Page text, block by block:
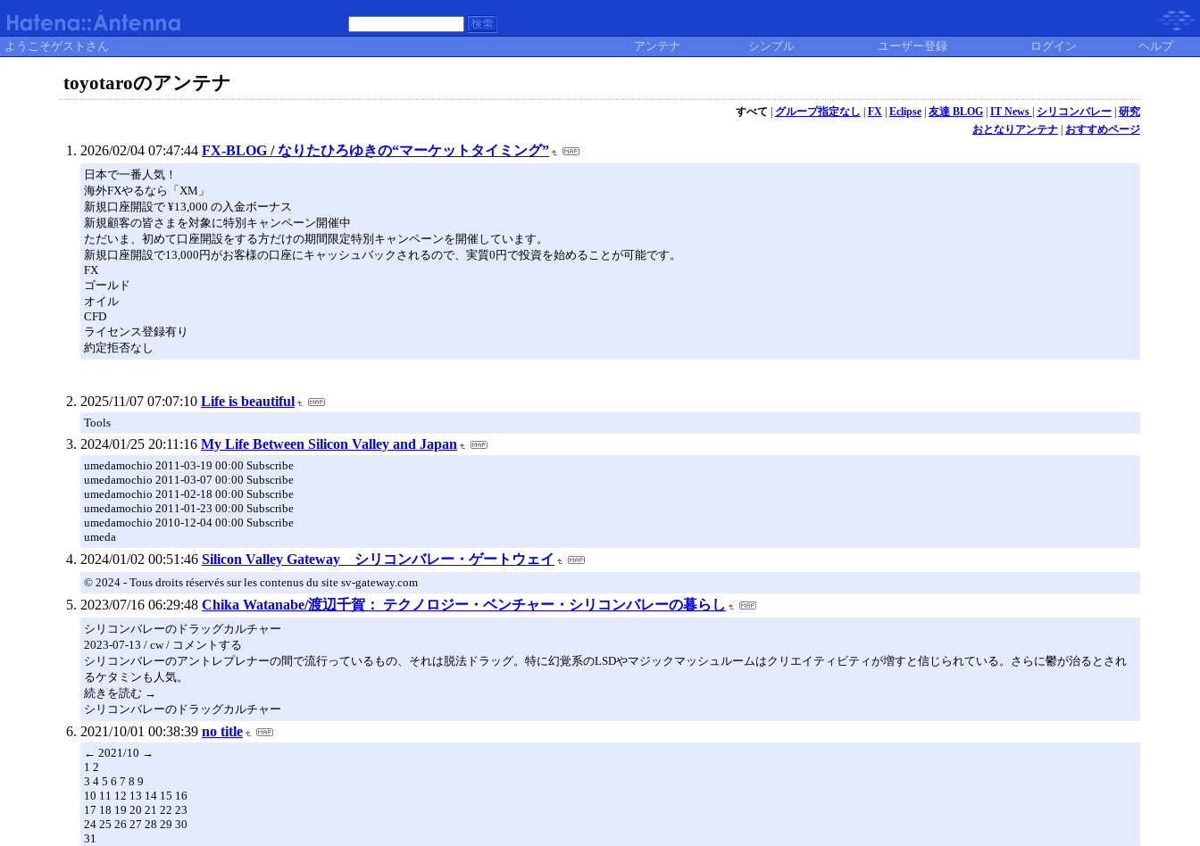
ようこそゲストさん アンテナ シンプル ユーザー登録 ログイン ヘルプ
toyotaroのアンテナ
すべて グループ指定なし FX| Eclipse| 友達 BLOG| IT News シリコンバレー| 研究
おとなりアンテナ| おすすめページ
2026/02/04 07:47:44 FX-BLOG / なりたひろゆきの“マーケットタイミング”
日本で一番人気！
海外FXやるなら「XM」
新規口座開設で ¥13,000 の入金ボーナス
新規顧客の皆さまを対象に特別キャンペーン開催中
ただいま、初めて口座開設をする方だけの期間限定特別キャンペーンを開催しています。
新規口座開設で13,000円がお客様の口座にキャッシュバックされるので、実質0円で投資を始めることが可能です。
FX
ゴールド
オイル
CFD
ライセンス登録有り
約定拒否なし
2025/11/07 07:07:10 Life is beautiful
Tools
2024/01/25 20:11:16 My Life Between Silicon Valley and Japan
umedamochio 2011-03-19 00:00 Subscribe
umedamochio 2011-03-07 00:00 Subscribe
umedamochio 2011-02-18 00:00 Subscribe
umedamochio 2011-01-23 00:00 Subscribe
umedamochio 2010-12-04 00:00 Subscribe
umeda
2024/01/02 00:51:46 Silicon Valley Gateway シリコンバレー・ゲートウェイ
© 2024 - Tous droits réservés sur les contenus du site sv-gateway.com
2023/07/16 06:29:48 Chika Watanabe/渡辺千賀： テクノロジー・ベンチャー・シリコンバレーの暮らし
シリコンバレーのドラッグカルチャー
2023-07-13 / cw / コメントする
シリコンバレーのアントレプレナーの間で流行っているもの、それは脱法ドラッグ。特に幻覚系のLSDやマジックマッシュルームはクリエイティビティが増すと信じられている。さらに鬱が治るとされ
るケタミンも人気。
続きを読む →
シリコンバレーのドラッグカルチャー
2021/10/01 00:38:39 no title
← 2021/10 →
1 2
3 4 5 6 7 8 9
10 11 12 13 14 15 16
17 18 19 20 21 22 23
24 25 26 27 28 29 30
31